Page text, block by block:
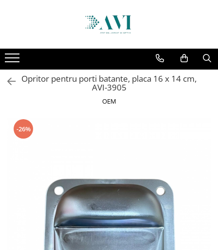
Casa
Accesorii uscatoare rufe
Aparate electrocasnice & accesorii
Accesorii pentru ochelari si lentile
de contact
Baterii sanitare baie
Coloane de dus si seturi de dus
Odorizant toaleta
Oglinzi si mobilier baie
Opritor pentru porti batante, placa 16 x 14 cm,
AVI-3905
OEM
-26%